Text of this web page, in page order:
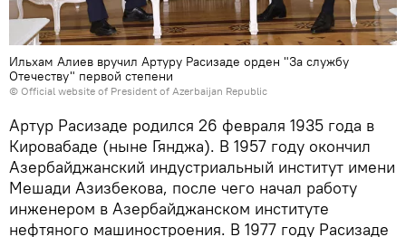
Ильхам Алиев вручил Артуру Расизаде орден "За службу
Отечеству" первой степени
© Official website of President of Azerbaijan Republic
Артур Расизаде родился 26 февраля 1935 года в
Кировабаде (ныне Гянджа). В 1957 году окончил
Азербайджанский индустриальный институт имени
Мешади Азизбекова, после чего начал работу
инженером в Азербайджанском институте
нефтяного машиностроения. В 1977 году Расизаде